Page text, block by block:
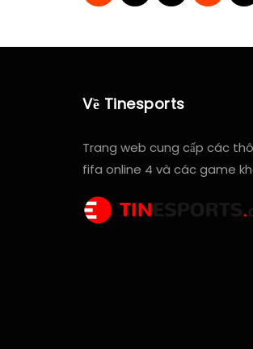
Về Tinesports
Trang web cung cấp các
fifa online 4 và các game